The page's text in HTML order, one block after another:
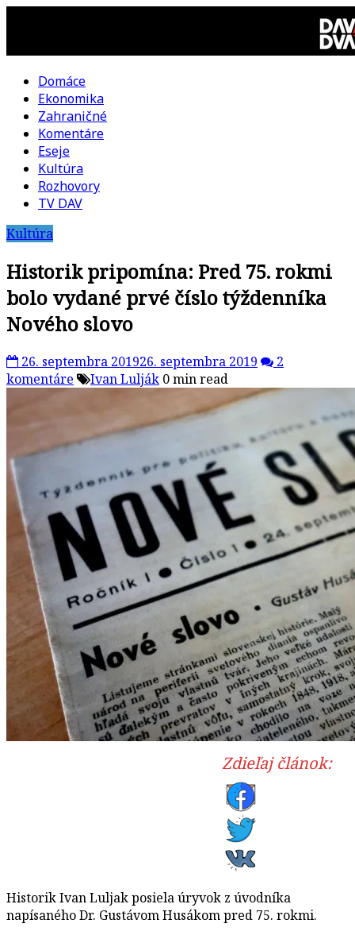
DAV
DVA
kultúrno-
politická
revue
Domáce
Ekonomika
Zahraničné
Komentáre
Eseje
Kultúra
Rozhovory
TV DAV
Kultúra
Historik pripomína: Pred 75. rokmi
bolo vydané prvé číslo týždenníka
Nového slovo
26. septembra 201926. septembra 2019
2
komentáre
Ivan Lulják 0 min read
Zdieľaj článok:
Historik Ivan Luljak posiela úryvok z úvodníka
napísaného Dr. Gustávom Husákom pred 75. rokmi.